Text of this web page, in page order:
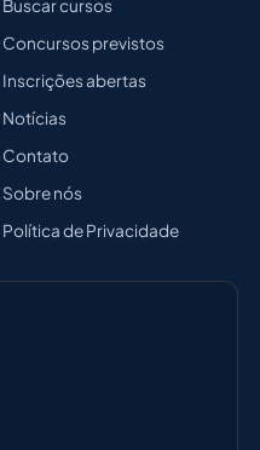
Buscar cursos
Concursos previstos
Inscrições abertas
Notícias
Contato
Sobre nós
Política de Privacidade